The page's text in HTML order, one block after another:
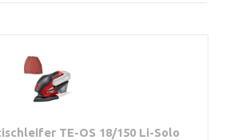
TE-OS 18/150 Li-Solo